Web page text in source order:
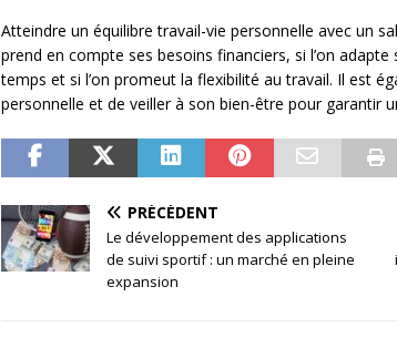
Atteindre un équilibre travail-vie personnelle avec un
prend en compte ses besoins financiers, si l’on
temps et si l’on promeut la flexibilité au travail. Il est
personnelle et de veiller à son bien-être pour garantir
PRÉCÉDENT
Le développement des applications
de suivi sportif : un marché en pleine
expansion